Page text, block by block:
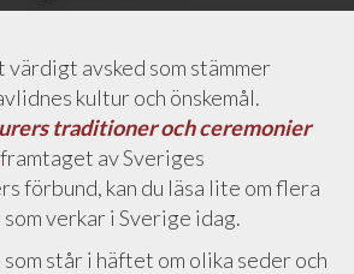
avsked som stämmer
kultur och önskemål.
traditioner och ceremonier
framtaget av Sveriges
förbund, kan du läsa lite om flera
verkar i Sverige idag.
står i häftet om olika seder och